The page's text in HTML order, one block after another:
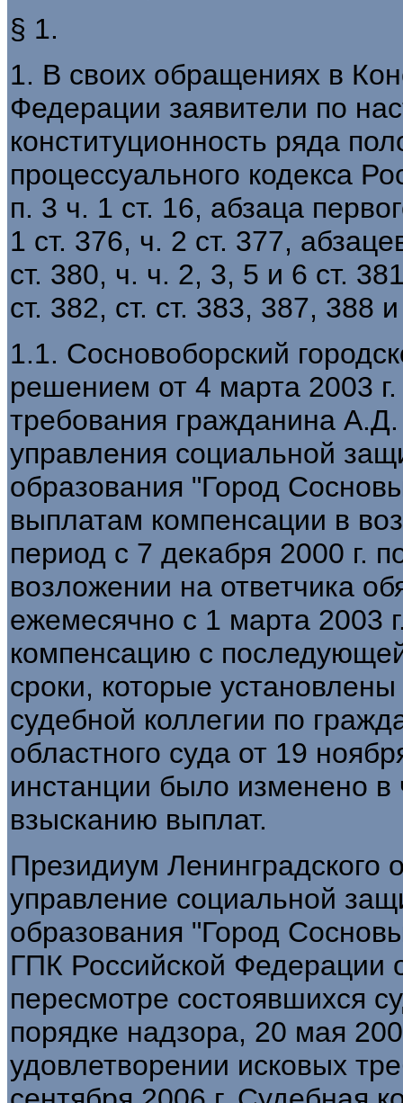
§ 1.
1. В своих обращениях в
Федерации заявители по
конституционность ряда
процессуального кодекса
п. 3 ч. 1 ст. 16, абзаца
1 ст. 376, ч. 2 ст. 377,
ст. 380, ч. ч. 2, 3, 5 и 6 ст.
ст. 382, ст. ст. 383, 387, 388
1.1. Сосновоборский
решением от 4 марта 2003
требования гражданина
управления социальной
образования "Город
выплатам компенсации в
период с 7 декабря 2000 г.
возложении на ответчика
ежемесячно с 1 марта 2003
компенсацию с
сроки, которые
судебной коллегии по
областного суда от 19
инстанции было изменено
взысканию выплат.
Президиум Ленинградского
управление социальной
образования "Город
ГПК Российской Федерации
пересмотре состоявшихся
порядке надзора, 20 мая
удовлетворении исковых